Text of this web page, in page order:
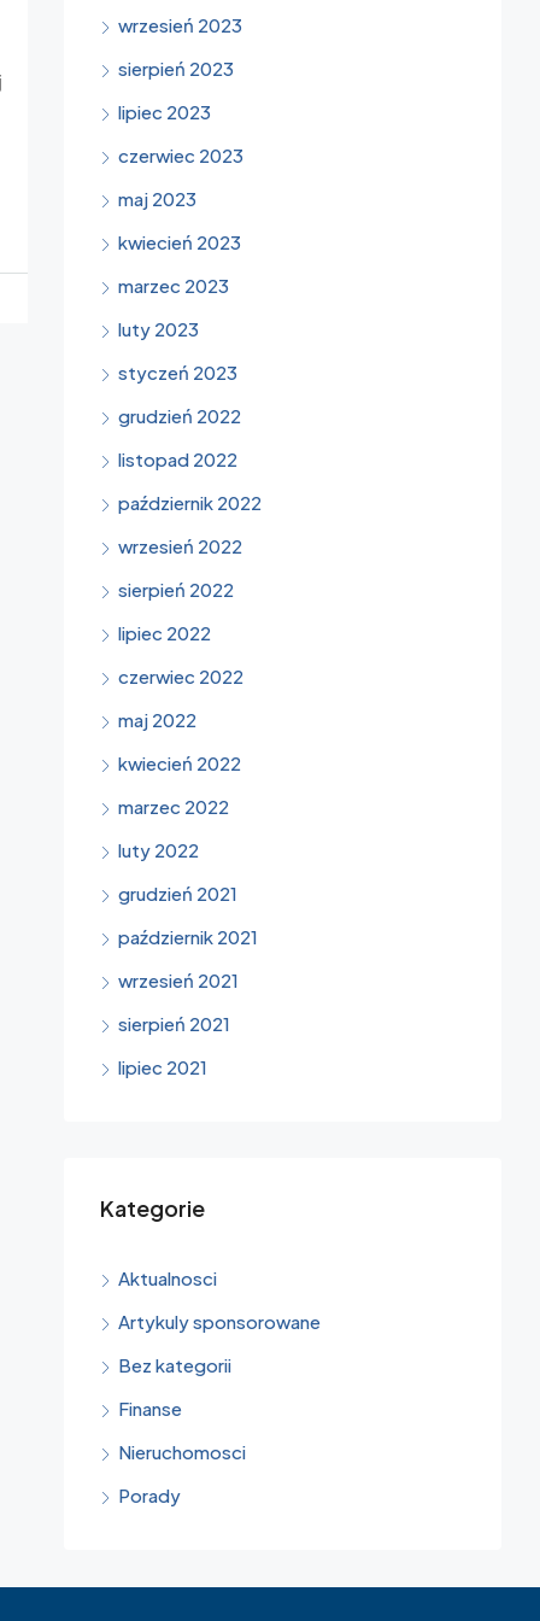
wrzesień 2023
sierpień 2023
lipiec 2023
czerwiec 2023
maj 2023
kwiecień 2023
marzec 2023
luty 2023
styczeń 2023
grudzień 2022
listopad 2022
październik 2022
wrzesień 2022
sierpień 2022
lipiec 2022
czerwiec 2022
maj 2022
kwiecień 2022
marzec 2022
luty 2022
grudzień 2021
październik 2021
wrzesień 2021
sierpień 2021
lipiec 2021
Kategorie
Aktualnosci
Artykuly sponsorowane
Bez kategorii
Finanse
Nieruchomosci
Porady